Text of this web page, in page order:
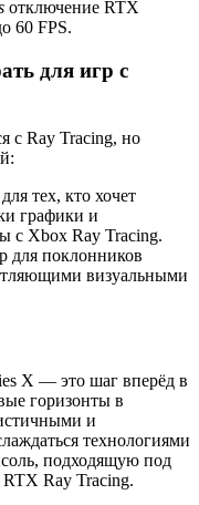
отключение RTX
60 FPS.
для игр с
с Ray Tracing, но
тех, кто хочет
графики и
с Xbox Ray Tracing.
поклонников
визуальными
X — это шаг вперёд в
горизонты в
и
технологиями
подходящую под
Ray Tracing.